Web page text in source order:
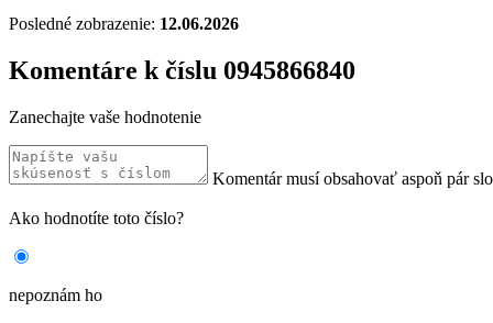
Posledné zobrazenie: 12.06.2026
Komentáre k číslu 0945866840
Zanechajte vaše hodnotenie
Komentár musí obsahovať aspoň pár
Ako hodnotíte toto číslo?
nepoznám ho